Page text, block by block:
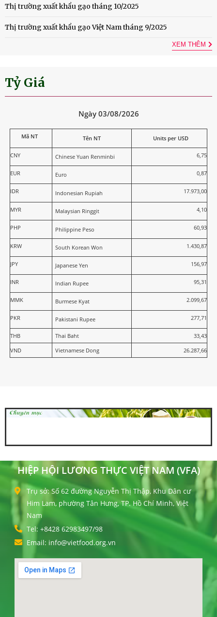
Thị trường xuất khẩu gạo tháng 10/2025
Thị trường xuất khẩu gạo Việt Nam tháng 9/2025
XEM THÊM
Tỷ Giá
Ngày 03/08/2026
Mã NT Tên NT Units per USD
CNY Chinese Yuan Renminbi 6,75
EUR Euro 0,87
IDR Indonesian Rupiah 17.973,00
MYR Malaysian Ringgit 4,10
PHP Philippine Peso 60,93
KRW South Korean Won 1.430,87
JPY Japanese Yen 156,97
INR Indian Rupee 95,31
MMK Burmese Kyat 2.099,67
PKR Pakistani Rupee 277,71
THB Thai Baht
33,43
VND
Vietnamese Dong 26.287,66
HIỆP HỘI LƯƠNG THỰC VIỆT NAM (VFA)
Trụ sở: Số 62 đường Nguyễn Thị Thập, Khu Dân cư
Him Lam, phường Tân Hưng, TP. Hồ Chí Minh, Việt
Nam
Tel: +8428 62983497/98
Email: info@vietfood.org.vn